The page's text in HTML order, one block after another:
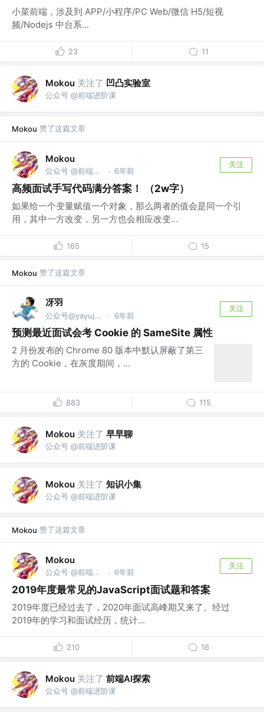
小菜前端，涉及到 APP/小程序/PC Web/微信 H5/短视
频/Nodejs 中台系...
23 11
Mokou 关注了 凹凸实验室
公众号 @前端进阶课
Mokou 赞了这篇文章
Mokou
公众号 @前端进阶课 · 6年前
关注
高频面试手写代码满分答案！ （2w字）
如果给一个变量赋值一个对象，那么两者的值会是同一个引
用，其中一方改变，另一方也会相应改变...
165 15
Mokou 赞了这篇文章
冴羽
公众号@yayujs @🏅掘金签约作者 · 6年前
关注
预测最近面试会考 Cookie 的 SameSite 属性
2 月份发布的 Chrome 80 版本中默认屏蔽了第三
方的 Cookie，在灰度期间，...
883 115
Mokou 关注了 早早聊
公众号 @前端进阶课
Mokou 关注了 知识小集
公众号 @前端进阶课
Mokou 赞了这篇文章
Mokou
公众号 @前端进阶课 · 6年前
关注
2019年度最常见的JavaScript面试题和答案
2019年度已经过去了，2020年面试高峰期又来了。经过
2019年的学习和面试经历，统计...
210 16
Mokou 关注了 前端AI探索
公众号 @前端进阶课